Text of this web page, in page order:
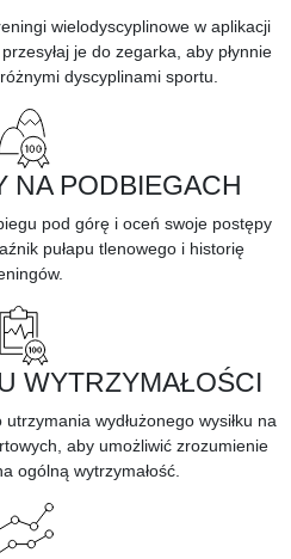
wielodyscyplinowe w aplikacji
je do zegarka, aby płynnie
dyscyplinami sportu.
NA PODBIEGACH
pod górę i oceń swoje postępy
pułapu tlenowego i historię
WYTRZYMAŁOŚCI
wydłużonego wysiłku na
aby umożliwić zrozumienie
ogólną wytrzymałość.